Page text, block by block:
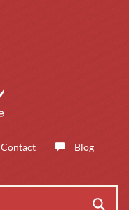
Contact
Blog